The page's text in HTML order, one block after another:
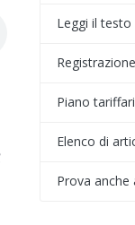
Leggi il testo
Piano
Elenco di
Prova anche